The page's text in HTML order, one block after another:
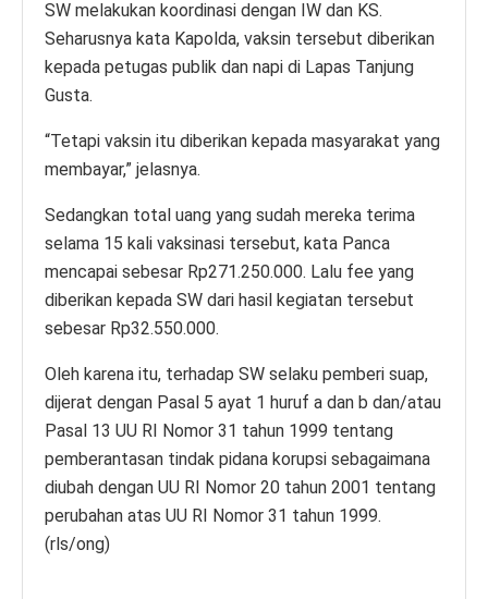
SW melakukan koordinasi dengan IW dan KS.
Seharusnya kata Kapolda, vaksin tersebut diberikan
kepada petugas publik dan napi di Lapas Tanjung
Gusta.
“Tetapi vaksin itu diberikan kepada masyarakat yang
membayar,” jelasnya.
Sedangkan total uang yang sudah mereka terima
selama 15 kali vaksinasi tersebut, kata Panca
mencapai sebesar Rp271.250.000. Lalu fee yang
diberikan kepada SW dari hasil kegiatan tersebut
sebesar Rp32.550.000.
Oleh karena itu, terhadap SW selaku pemberi suap,
dijerat dengan Pasal 5 ayat 1 huruf a dan b dan/atau
Pasal 13 UU RI Nomor 31 tahun 1999 tentang
pemberantasan tindak pidana korupsi sebagaimana
diubah dengan UU RI Nomor 20 tahun 2001 tentang
perubahan atas UU RI Nomor 31 tahun 1999.
(rls/ong)